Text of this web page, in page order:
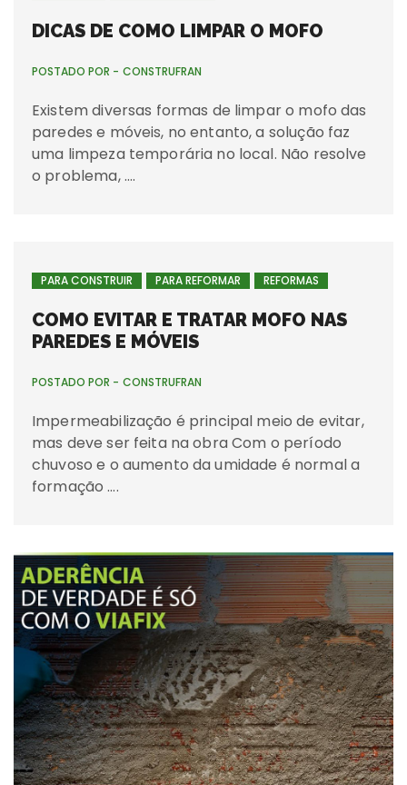
DICAS DE COMO LIMPAR O MOFO
POSTADO POR - CONSTRUFRAN
Existem diversas formas de limpar o mofo das
paredes e móveis, no entanto, a solução faz
uma limpeza temporária no local. Não resolve
o problema, ….
PARA CONSTRUIR PARA REFORMAR REFORMAS
COMO EVITAR E TRATAR MOFO NAS
PAREDES E MÓVEIS
POSTADO POR - CONSTRUFRAN
Impermeabilização é principal meio de evitar,
mas deve ser feita na obra Com o período
chuvoso e o aumento da umidade é normal a
formação ….